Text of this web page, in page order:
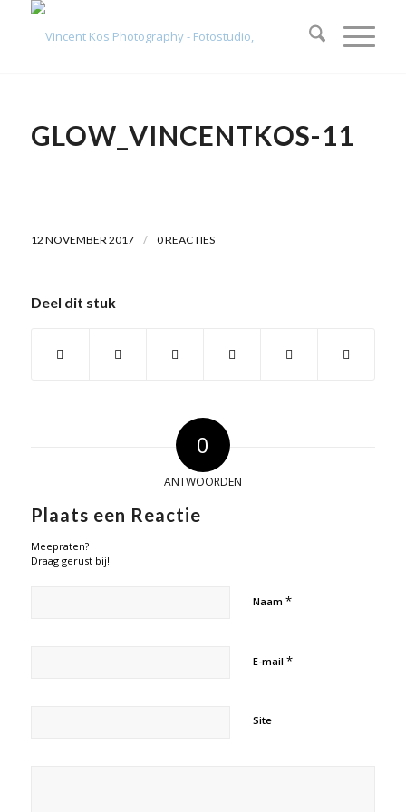
GLOW_VINCENTKOS-11
12 NOVEMBER 2017 / 0 REACTIES
Deel dit stuk
0
ANTWOORDEN
Plaats een Reactie
Meepraten?
Draag gerust bij!
Naam *
E-mail *
Site